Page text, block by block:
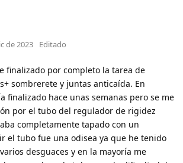
de 2023 Editado
finalizado por completo la tarea de
sombrerete y juntas anticaída. En
finalizado hace unas semanas pero se me
por el tubo del regulador de rigidez
completamente tapado con un
el tubo fue una odisea ya que he tenido
desguaces y en la mayoría me